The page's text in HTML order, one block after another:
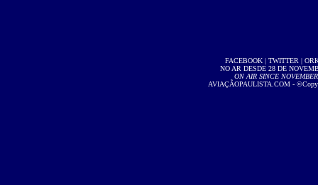
FACEBOOK| TWITTER |
NO AR DESDE 28 DE
ON AIR SINCE
AVIAÇÃOPAULISTA.COM -